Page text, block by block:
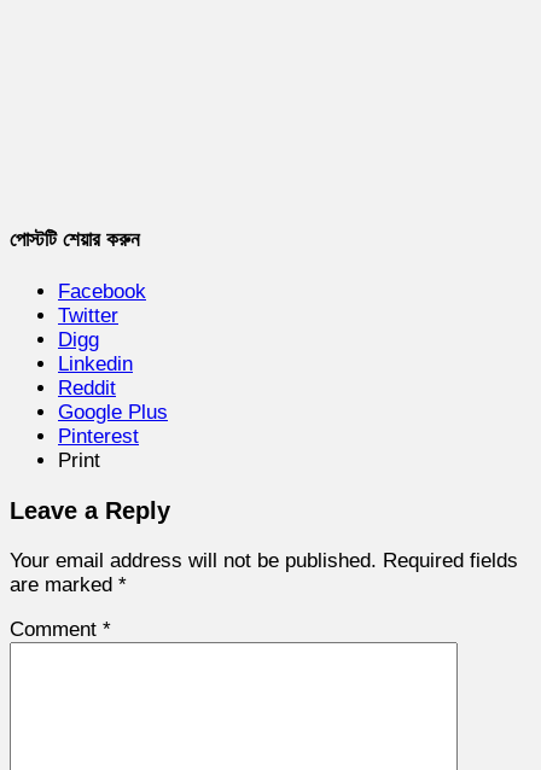
পোস্টটি শেয়ার করুন
Facebook
Twitter
Digg
Linkedin
Reddit
Google Plus
Pinterest
Print
Leave a Reply
Your email address will not be published. Required fields
are marked *
Comment *